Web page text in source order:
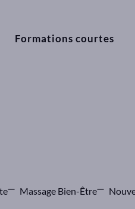
Formations courtes
Massage Bien-Être